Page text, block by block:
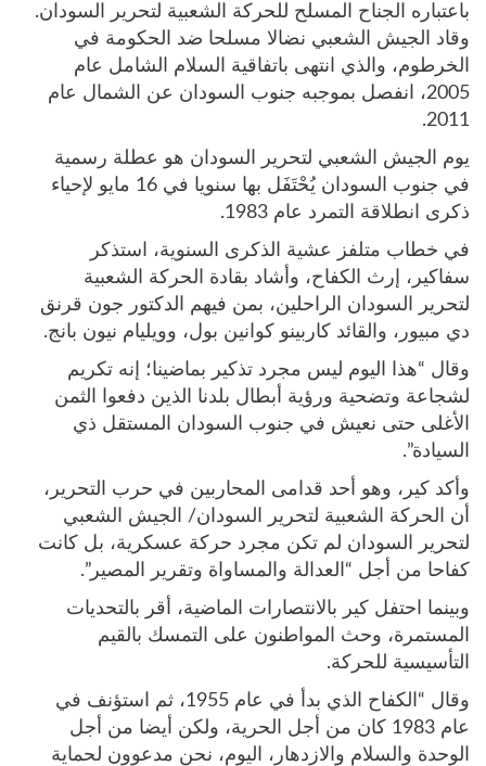
باعتباره الجناح المسلح للحركة الشعبية لتحرير السودان.
وقاد الجيش الشعبي نضالا مسلحا ضد الحكومة في
الخرطوم، والذي انتهى باتفاقية السلام الشامل عام
2005، انفصل بموجبه جنوب السودان عن الشمال عام
2011.
يوم الجيش الشعبي لتحرير السودان هو عطلة رسمية
في جنوب السودان يُحْتَفَل بها سنويا في 16 مايو لإحياء
ذكرى انطلاقة التمرد عام 1983.
في خطاب متلفز عشية الذكرى السنوية، استذكر
سفاكير، إرث الكفاح، وأشاد بقادة الحركة الشعبية
لتحرير السودان الراحلين، بمن فيهم الدكتور جون قرنق
دي مبيور، والقائد كاربينو كوانين بول، وويليام نيون بانج.
وقال “هذا اليوم ليس مجرد تذكير بماضينا؛ إنه تكريم
لشجاعة وتضحية ورؤية أبطال بلدنا الذين دفعوا الثمن
الأغلى حتى نعيش في جنوب السودان المستقل ذي
السيادة”.
وأكد كير، وهو أحد قدامى المحاربين في حرب التحرير،
أن الحركة الشعبية لتحرير السودان/ الجيش الشعبي
لتحرير السودان لم تكن مجرد حركة عسكرية، بل كانت
كفاحا من أجل “العدالة والمساواة وتقرير المصير”.
وبينما احتفل كير بالانتصارات الماضية، أقر بالتحديات
المستمرة، وحث المواطنون على التمسك بالقيم
التأسيسية للحركة.
وقال “الكفاح الذي بدأ في عام 1955، ثم استؤنف في
عام 1983 كان من أجل الحرية، ولكن أيضا من أجل
الوحدة والسلام والازدهار، اليوم، نحن مدعوون لحماية